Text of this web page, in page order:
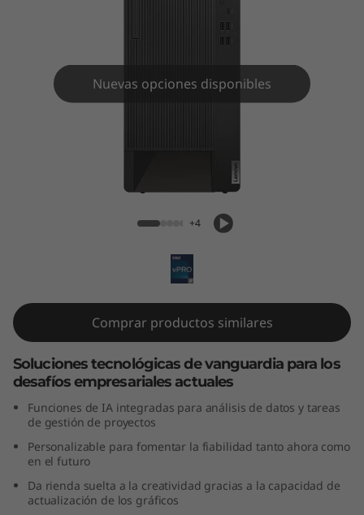
5
n
e
ThinkCentre M90t Gen 5 (Intel)
Nuevas opciones disponibles
+4
Comprar productos similares
Soluciones tecnológicas de vanguardia para los
desafíos empresariales actuales
Funciones de IA integradas para análisis de datos y tareas
de gestión de proyectos
Personalizable para fomentar la fiabilidad tanto ahora como
en el futuro
Da rienda suelta a la creatividad gracias a la capacidad de
actualización de los gráficos